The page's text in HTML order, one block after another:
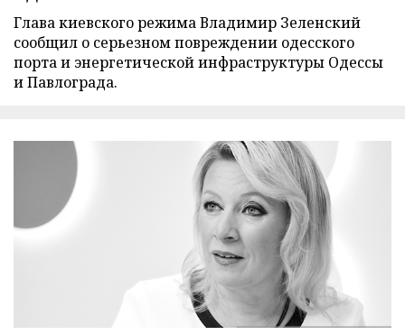
Глава киевского режима Владимир Зеленский
сообщил о серьезном повреждении одесского
порта и энергетической инфраструктуры Одессы
и Павлограда.